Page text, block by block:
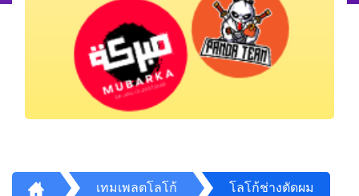
เทมเพลตโลโก้ โลโก้ช่างตัดผม